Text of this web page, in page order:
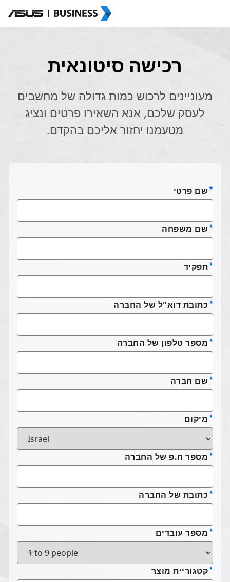
רכישה סיטונאית
מעוניינים לרכוש כמות גדולה של מחשבים
לעסק שלכם, אנא השאירו פרטים ונציג
מטעמנו יחזור אליכם בהקדם.
שם פרטי
שם משפחה
תפקיד
כתובת דוא"ל של החברה
מספר טלפון של החברה
שם חברה
מיקום
מספר ח.פ של החברה
כתובת של החברה
מספר עובדים
קטגוריית מוצר